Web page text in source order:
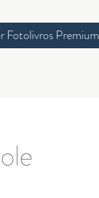
Fotolivros Premium